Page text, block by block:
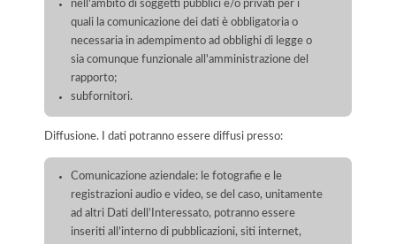
nell'ambito di soggetti pubblici e/o privati per i
quali la comunicazione dei dati è obbligatoria o
necessaria in adempimento ad obblighi di legge o
sia comunque funzionale all'amministrazione del
rapporto;
subfornitori.
Diffusione. I dati potranno essere diffusi presso:
Comunicazione aziendale: le fotografie e le
registrazioni audio e video, se del caso, unitamente
ad altri Dati dell’Interessato, potranno essere
inseriti all’interno di pubblicazioni, siti internet,